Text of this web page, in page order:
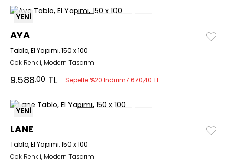
YENİ
AYA
Tablo, El Yapımı, 150 x 100
Çok Renkli, Modern Tasarım
9.588,00 TL Sepette %20 İndirim7.670,40 TL
YENİ
LANE
Tablo, El Yapımı, 150 x 100
Çok Renkli, Modern Tasarım